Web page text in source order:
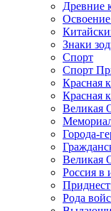
Древние
Освоение
Знаки
Спорт
Спорт
Красная
Красная
Великая
Города-
Великая
Россия в
Рода